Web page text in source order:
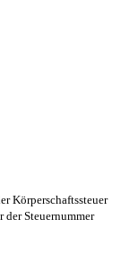
Körperschaftssteuer
der Steuernummer